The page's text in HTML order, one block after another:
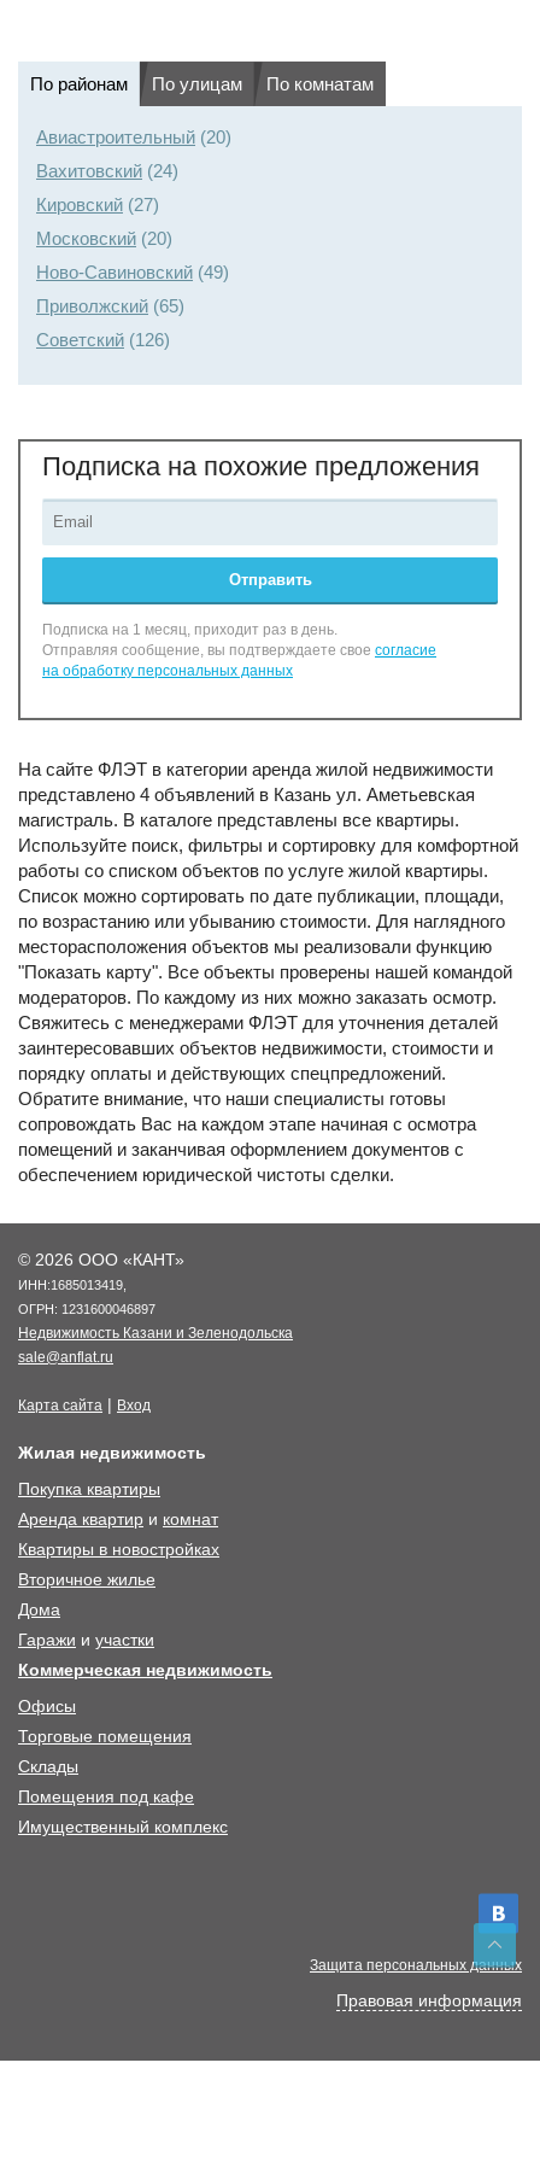
По районам По улицам По комнатам
Авиастроительный (20)
Вахитовский (24)
Кировский (27)
Московский (20)
Ново-Савиновский (49)
Приволжский (65)
Советский (126)
Подписка на похожие предложения
Отправить
Подписка на 1 месяц, приходит раз в день.
Отправляя сообщение, вы подтверждаете свое согласие
на обработку персональных данных
На сайте ФЛЭТ в категории аренда жилой недвижимости
представлено 4 объявлений в Казань ул. Аметьевская
магистраль. В каталоге представлены все квартиры.
Используйте поиск, фильтры и сортировку для комфортной
работы со списком объектов по услуге жилой квартиры.
Список можно сортировать по дате публикации, площади,
по возрастанию или убыванию стоимости. Для наглядного
месторасположения объектов мы реализовали функцию
"Показать карту". Все объекты проверены нашей командой
модераторов. По каждому из них можно заказать осмотр.
Свяжитесь с менеджерами ФЛЭТ для уточнения деталей
заинтересовавших объектов недвижимости, стоимости и
порядку оплаты и действующих спецпредложений.
Обратите внимание, что наши специалисты готовы
сопровождать Вас на каждом этапе начиная с осмотра
помещений и заканчивая оформлением документов с
обеспечением юридической чистоты сделки.
© 2026 ООО «КАНТ»
ИНН:1685013419,
ОГРН: 1231600046897
Недвижимость Казани и Зеленодольска
sale@anflat.ru
Карта сайта | Вход
Жилая недвижимость
Покупка квартиры
Аренда квартир и комнат
Квартиры в новостройках
Вторичное жилье
Дома
Гаражи и участки
Коммерческая недвижимость
Офисы
Торговые помещения
Склады
Помещения под кафе
Имущественный комплекс
Защита персональных данных
Правовая информация